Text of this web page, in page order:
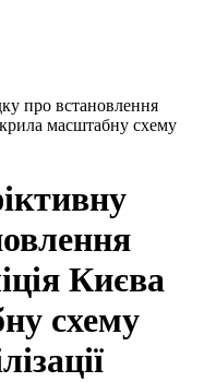
про встановлення
масштабну схему
Києва
схему